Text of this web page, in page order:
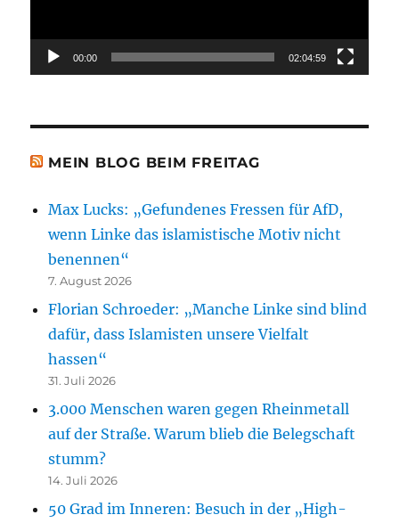
00:00 02:04:59
MEIN BLOG BEIM FREITAG
Max Lucks: „Gefundenes Fressen für AfD,
wenn Linke das islamistische Motiv nicht
benennen“
7. August 2026
Florian Schroeder: „Manche Linke sind blind
dafür, dass Islamisten unsere Vielfalt
hassen“
31. Juli 2026
3.000 Menschen waren gegen Rheinmetall
auf der Straße. Warum blieb die Belegschaft
stumm?
14. Juli 2026
50 Grad im Inneren: Besuch in der „High-